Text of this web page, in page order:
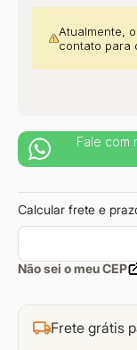
Atualmente,
contato para
Fale com
Calcular frete e
Não sei o meu CEP
Frete grátis